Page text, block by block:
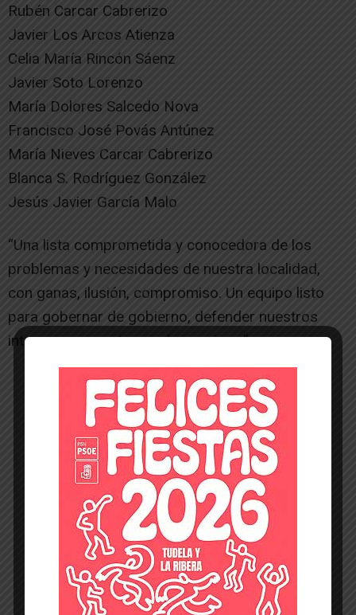
Rubén Carcar Cabrerizo
Javier Los Arcos Atienza
Celia María Rincón Sáenz
Javier Soto Lorenzo
María Dolores Salcedo Nova
Francisco José Povás Antúnez
María Nieves Carcar Cabrerizo
Blanca S. Rodríguez González
Jesús Javier García Malo
“Una lista comprometida y conocedora de los
problemas y necesidades de nuestra localidad,
con ganas, ilusión, compromiso. Un equipo listo
para gobernar de gobierno, defender nuestros
intereses y apostar por los vecinos.”
-- Publicidad --